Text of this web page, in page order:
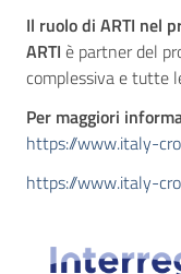
Il ruolo di ARTI nel
ARTI è partner del
complessiva e tutte
Per maggiori
https://www.italy-
https://www.italy-